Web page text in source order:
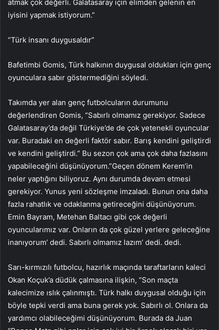
atmak çok değerli. Galatasaray için elimden gelenin en
iyisini yapmak istiyorum.”
“Türk insanı duygusaldır”
Bafetimbi Gomis, Türk halkının duygusal oldukları için genç
oyunculara sabır göstermediğini söyledi.
Takımda yer alan genç futbolcuların durumunu
değerlendiren Gomis, “Sabırlı olmamız gerekiyor. Sadece
Galatasaray’da değil Türkiye’de de çok yetenekli oyuncular
var. Buradaki en değerli faktör sabır. Barış kendini geliştirdi
ve kendini geliştirdi.” Bu sezon çok ama çok daha fazlasını
yapabileceğini düşünüyorum.”Geçen dönem Kerem’in
neler yaptığını biliyoruz. Aynı durumda devam etmesi
gerekiyor. Yunus yeni sözleşme imzaladı. Bunun ona daha
fazla rahatlık ve odaklanma getireceğini düşünüyorum.
Emin Bayram, Metehan Baltacı gibi çok değerli
oyuncularımız var. Onların da çok güzel yerlere geleceğine
inanıyorum’ dedi. Sabırlı olmamız lazım’ dedi. dedi.
Sarı-kırmızılı futbolcu, hazırlık maçında taraftarların kaleci
Okan Koçuk’a düdük çalmasına ilişkin, “Son maçta
kalecimize ıslık çalınmıştı. Türk halkı duygusal olduğu için
böyle tepki verdi ama buna gerek yok. Sabırlı ol. Onlara da
yardımcı olabileceğimi düşünüyorum. Burada da Juan